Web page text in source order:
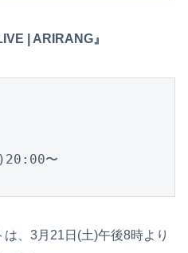
| ARIRANG』
)20:00〜
、3月21日(土)午後8時より